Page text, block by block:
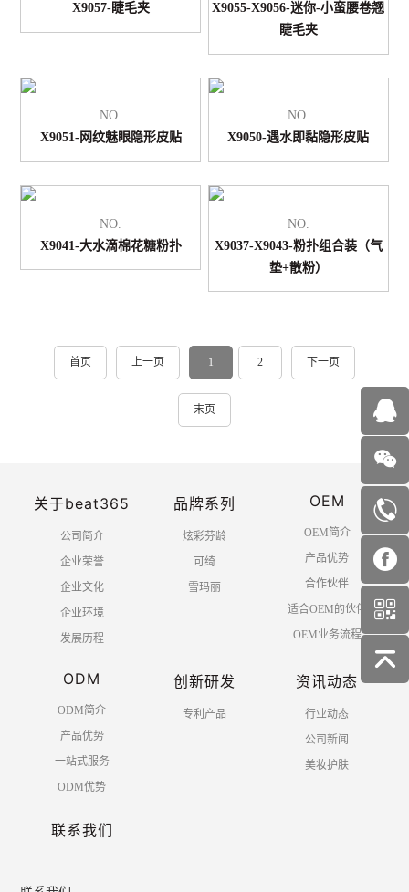
X9057-睫毛夹
X9055-X9056-迷你-小蛮腰卷翘
睫毛夹
NO.
X9051-网纹魅眼隐形皮贴
NO.
X9050-遇水即黏隐形皮贴
NO.
X9041-大水滴棉花糖粉扑
NO.
X9037-X9043-粉扑组合装（气
垫+散粉）
首页 上一页 1 2 下一页
末页
关于beat365
公司简介
企业荣誉
企业文化
企业环境
发展历程
品牌系列
炫彩芬龄
可绮
雪玛丽
OEM
OEM简介
产品优势
合作伙伴
适合OEM的伙伴
OEM业务流程
ODM
ODM简介
产品优势
一站式服务
ODM优势
创新研发
专利产品
资讯动态
行业动态
公司新闻
美妆护肤
联系我们